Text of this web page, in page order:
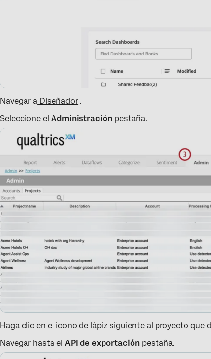
Navegar a Diseñador .
Seleccione el Administración pestaña.
Haga clic en el icono de lápiz siguiente al proyecto que
Navegar hasta el API de exportación pestaña.